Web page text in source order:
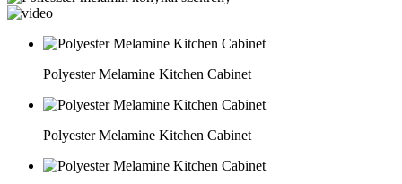
Polyester Melamine Kitchen Cabinet
Polyester Melamine Kitchen Cabinet